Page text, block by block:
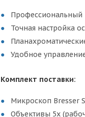
Профессиональный
Точная настройка
Удобное
Комплект поставки:
Микроскоп Bresser
Объективы 5x